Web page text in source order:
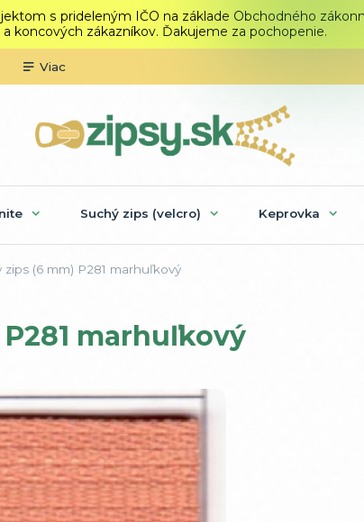
s prideleným IČO na základe Obchodného
a koncových zákazníkov. Ďakujeme za pochopenie.
Viac
Suchý zips (velcro) Keprovka
(6 mm) P281 marhuľkový
marhuľkový